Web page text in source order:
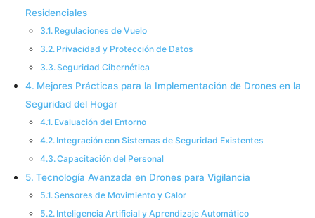
Residenciales
Regulaciones de Vuelo
Privacidad y Protección de Datos
Seguridad Cibernética
Mejores Prácticas para la Implementación de Drones en la
Seguridad del Hogar
Evaluación del Entorno
Integración con Sistemas de Seguridad Existentes
Capacitación del Personal
Tecnología Avanzada en Drones para Vigilancia
Sensores de Movimiento y Calor
Inteligencia Artificial y Aprendizaje Automático